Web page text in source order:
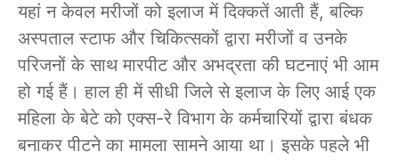
यहां न केवल मरीजों को इलाज में दिक्कतें आती हैं, बल्कि
अस्पताल स्टाफ और चिकित्सकों द्वारा मरीजों व उनके
परिजनों के साथ मारपीट और अभद्रता की घटनाएं भी आम
हो गई हैं। हाल ही में सीधी जिले से इलाज के लिए आई एक
महिला के बेटे को एक्स-रे विभाग के कर्मचारियों द्वारा बंधक
बनाकर पीटने का मामला सामने आया था। इसके पहले भी